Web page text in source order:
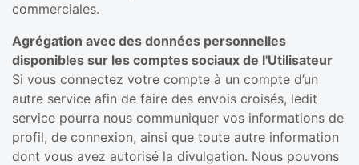
commerciales.
Agrégation avec des données personnelles
disponibles sur les comptes sociaux de l'Utilisateur
Si vous connectez votre compte à un compte d’un
autre service afin de faire des envois croisés, ledit
service pourra nous communiquer vos informations de
profil, de connexion, ainsi que toute autre information
dont vous avez autorisé la divulgation. Nous pouvons